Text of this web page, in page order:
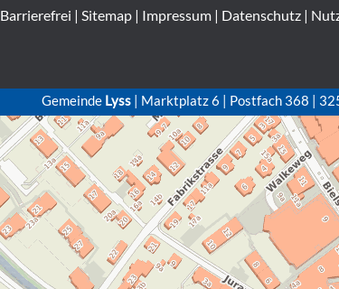
Barrierefrei | Sitemap| Impressum| Datenschutz|
Gemeinde Lyss | Marktplatz 6 | Postfach 368 |